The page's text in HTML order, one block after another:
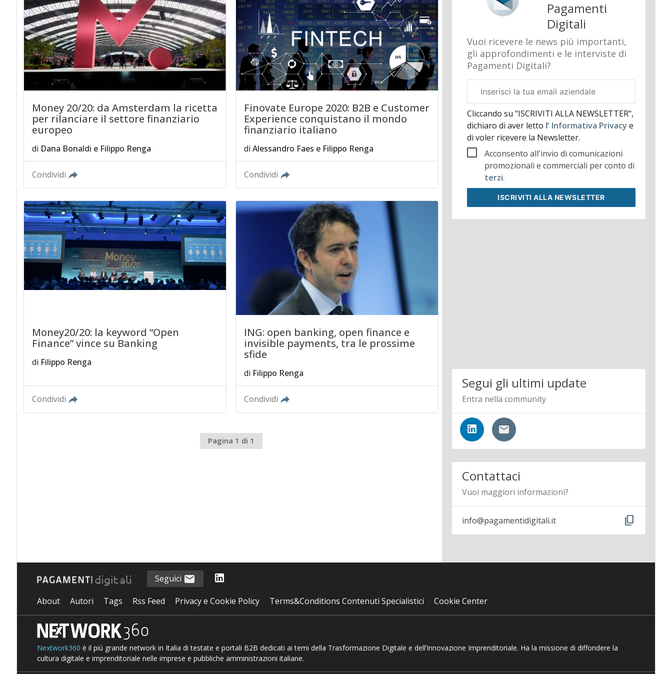
Money 20/20: da Amsterdam la ricetta
per rilanciare il settore finanziario
europeo
di Dana Bonaldi e Filippo Renga
Condividi
Finovate Europe 2020: B2B e Customer
Experience conquistano il mondo
finanziario italiano
diAlessandro Faes e Filippo Renga
Condividi
Money20/20: la keyword “Open
Finance” vince su Banking
di Filippo Renga
Condividi
ING: open banking, open finance e
invisible payments, tra le prossime
sfide
di Filippo Renga
Condividi
Pagina 1 di 1
Pagamenti
Digitali
Vuoi ricevere le news più importanti,
gli approfondimenti e le interviste di
Pagamenti Digitali?
aziendale
Cliccando su "ISCRIVITI ALLA NEWSLETTER",
dichiaro di aver letto l' Informativa Privacye
di voler ricevere la Newsletter.
Acconsento all'invio di comunicazioni
promozionali e commerciali per conto di
terzi.
ISCRIVITIALLA NEWSLETTER
Segui gli ultimi update
Entra nella community
Contattaci
Vuoi maggiori informazioni?
info@pagamentidigitali.it content_copy
Seguici
About Autori Tags Rss Feed Privacy e Cookie Policy Terms&Conditions Contenuti Specialistici Cookie Center
Nextwork360 è il più grande network in Italia di testate e portali B2B dedicati ai temi della Trasformazione Digitale e dell’Innovazione Imprenditoriale. Ha la missione di diffondere la
cultura digitale e imprenditoriale nelle imprese e pubbliche amministrazioni italiane.